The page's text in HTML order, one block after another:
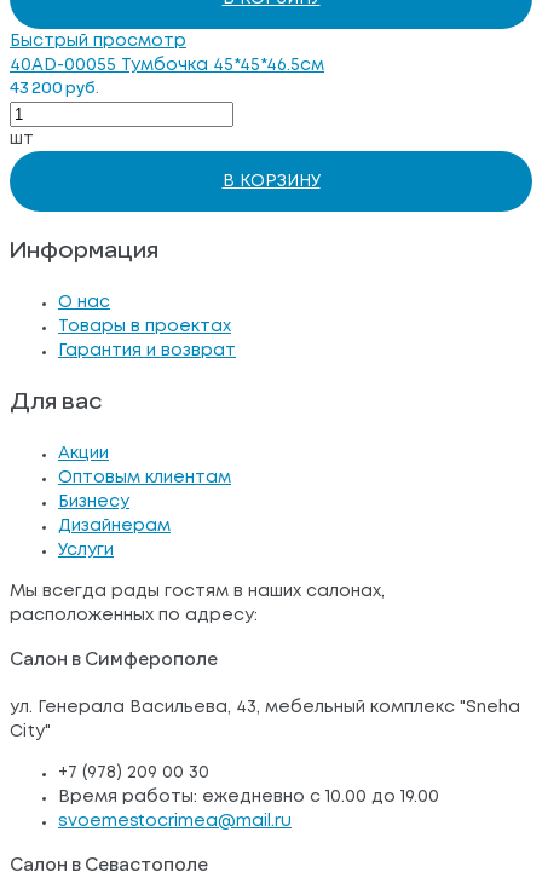
Быстрый просмотр
40AD-00055 Тумбочка 45*45*46.5см
43 200 руб.
шт
В КОРЗИНУ
Информация
О нас
Товары в проектах
Гарантия и возврат
Для вас
Акции
Оптовым клиентам
Бизнесу
Дизайнерам
Услуги
Мы всегда рады гостям в наших салонах,
расположенных по адресу:
Салон в Симферополе
ул. Генерала Васильева, 43, мебельный комплекс "Sneha
City"
+7 (978) 209 00 30
Время работы: ежедневно с 10.00 до 19.00
svoemestocrimea@mail.ru
Салон в Севастополе